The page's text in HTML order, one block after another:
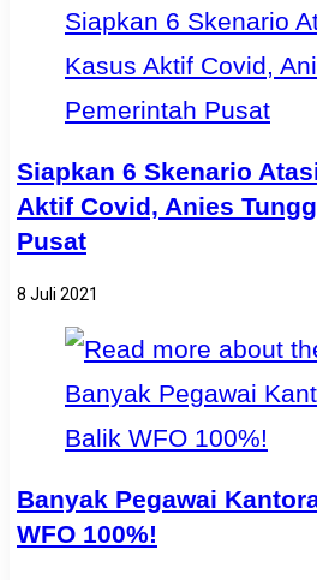
Siapkan 6 Skenario
Aktif Covid, Anies
Pusat
8 Juli 2021
Banyak Pegawai
WFO 100%!